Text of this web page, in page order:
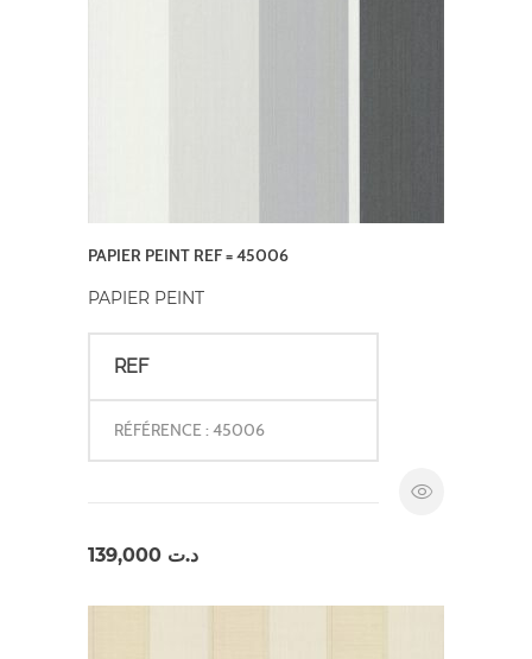
PAPIER PEINT REF = 45006
PAPIER PEINT
REF
RÉFÉRENCE : 45006
د.ت